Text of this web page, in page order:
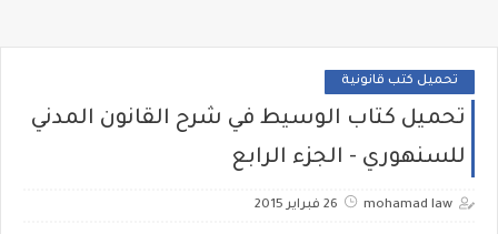
تحميل كتب قانونية
تحميل كتاب الوسيط في شرح القانون المدني
للسنهوري - الجزء الرابع
mohamad law 26 فبراير 2015